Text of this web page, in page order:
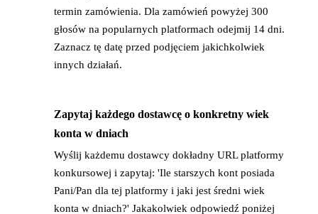
termin zamówienia. Dla zamówień powyżej 300
głosów na popularnych platformach odejmij 14 dni.
Zaznacz tę datę przed podjęciem jakichkolwiek
innych działań.
Zapytaj każdego dostawcę o konkretny wiek
konta w dniach
Wyślij każdemu dostawcy dokładny URL platformy
konkursowej i zapytaj: 'Ile starszych kont posiada
Pani/Pan dla tej platformy i jaki jest średni wiek
konta w dniach?' Jakakolwiek odpowiedź poniżej